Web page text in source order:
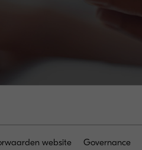
website Governance